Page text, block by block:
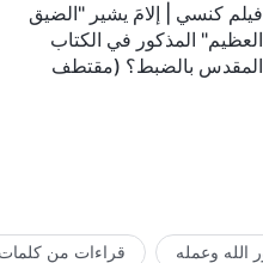
فيلم كنسي | إلامَ يشير "الضيق
العظيم" المذكور في الكتاب
المقدس بالضبط؟ (مقتطف
قراءات من كلمات